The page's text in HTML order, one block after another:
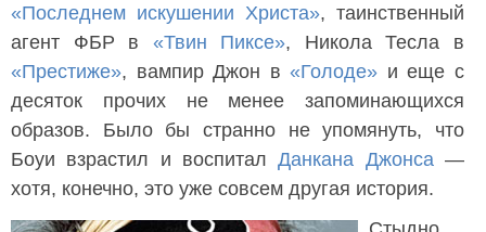
«Последнем искушении Христа», таинственный
агент ФБР в «Твин Пиксе», Никола Тесла в
«Престиже», вампир Джон в«Голоде» и еще с
десяток прочих не менее запоминающихся
образов. Было бы странно не упомянуть, что
Боуи взрастил и воспиталДанкана Джонса—
хотя, конечно, это уже совсем другая история.